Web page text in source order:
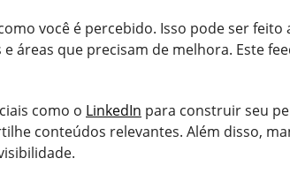
você é percebido. Isso pode ser feito
áreas que precisam de melhora. Este
como o LinkedIn para construir seu
conteúdos relevantes. Além disso,